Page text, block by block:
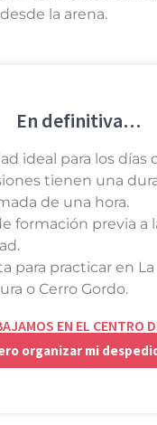
la arena.
En definitiva…
ideal para los días
tienen una
de una hora.
formación previa a
para practicar en La
o Cerro Gordo.
EN EL CENTRO
organizar mi